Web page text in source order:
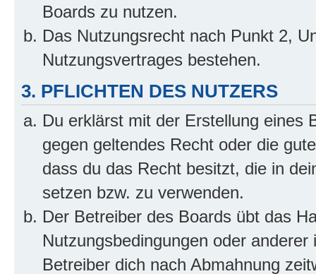
Boards zu nutzen.
Das Nutzungsrecht nach Punkt 2,
Nutzungsvertrages bestehen.
3. PFLICHTEN DES NUTZERS
Du erklärst mit der Erstellung eines
gegen geltendes Recht oder die
dass du das Recht besitzt, die in
setzen bzw. zu verwenden.
Der Betreiber des Boards übt das
Nutzungsbedingungen oder
Betreiber dich nach Abmahnung